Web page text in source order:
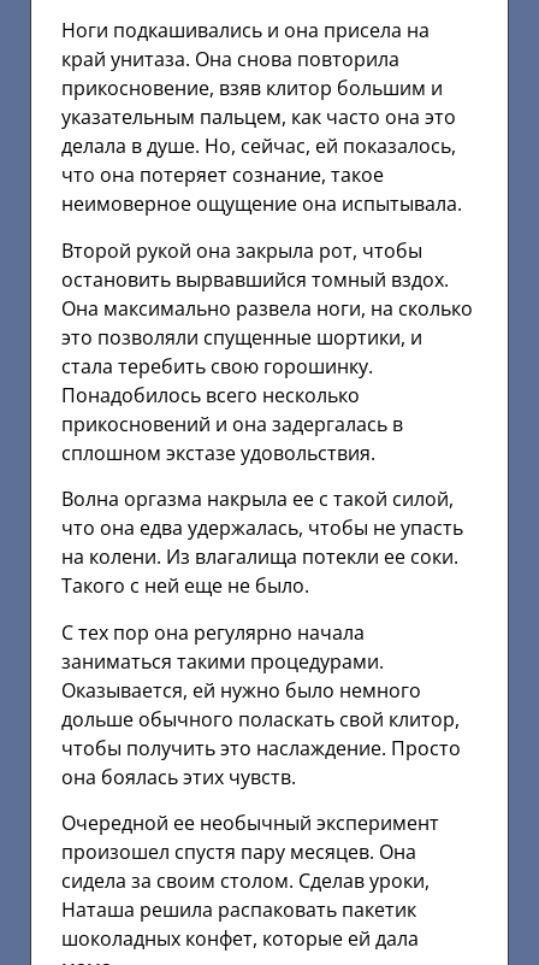
Ноги подкашивались и она присела на
край унитаза. Она снова повторила
прикосновение, взяв клитор большим и
указательным пальцем, как часто она это
делала в душе. Но, сейчас, ей показалось,
что она потеряет сознание, такое
неимоверное ощущение она испытывала.
Второй рукой она закрыла рот, чтобы
остановить вырвавшийся томный вздох.
Она максимально развела ноги, на сколько
это позволяли спущенные шортики, и
стала теребить свою горошинку.
Понадобилось всего несколько
прикосновений и она задергалась в
сплошном экстазе удовольствия.
Волна оргазма накрыла ее с такой силой,
что она едва удержалась, чтобы не упасть
на колени. Из влагалища потекли ее соки.
Такого с ней еще не было.
С тех пор она регулярно начала
заниматься такими процедурами.
Оказывается, ей нужно было немного
дольше обычного поласкать свой клитор,
чтобы получить это наслаждение. Просто
она боялась этих чувств.
Очередной ее необычный эксперимент
произошел спустя пару месяцев. Она
сидела за своим столом. Сделав уроки,
Наташа решила распаковать пакетик
шоколадных конфет, которые ей дала